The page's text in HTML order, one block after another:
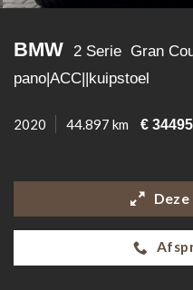
BMW
2 Serie Gran
pano|ACC||kuipstoel
2020 44.897 km €